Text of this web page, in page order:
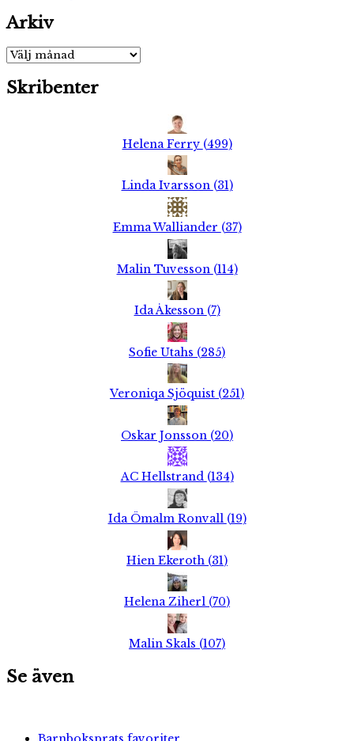
Arkiv
Arkiv
Skribenter
Helena Ferry (499)
Linda Ivarsson (31)
Emma Walliander (37)
Malin Tuvesson (114)
Ida Åkesson (7)
Sofie Utahs (285)
Veroniqa Sjöquist (251)
Oskar Jonsson (20)
AC Hellstrand (134)
Ida Ömalm Ronvall (19)
Hien Ekeroth (31)
Helena Ziherl (70)
Malin Skals (107)
Se även